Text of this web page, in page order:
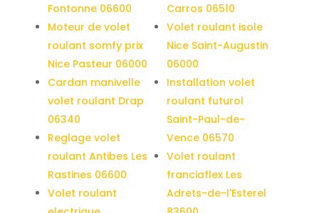
Fontonne 06600
Moteur de volet
roulant somfy prix
Nice Pasteur 06000
Cardan manivelle
volet roulant Drap
06340
Reglage volet
roulant Antibes Les
Rastines 06600
Volet roulant
Carros 06510
Volet roulant isole
Nice Saint-Augustin
06000
Installation volet
roulant futurol
Saint-Paul-de-
Vence 06570
Volet roulant
franciaflex Les
Adrets-de-l'Esterel